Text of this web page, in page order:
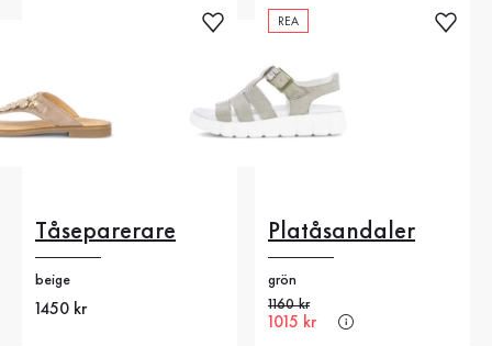
Tåseparerare
beige
Nytt pris
1450 kr
REA
Platåsandaler
grön
Gammalt pris
1160 kr
Nytt pris
1015 kr